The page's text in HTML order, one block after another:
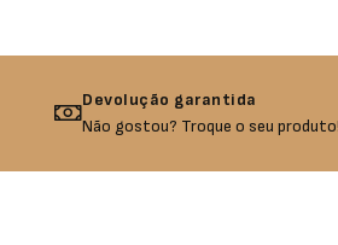
garantida
Troque o seu produto!